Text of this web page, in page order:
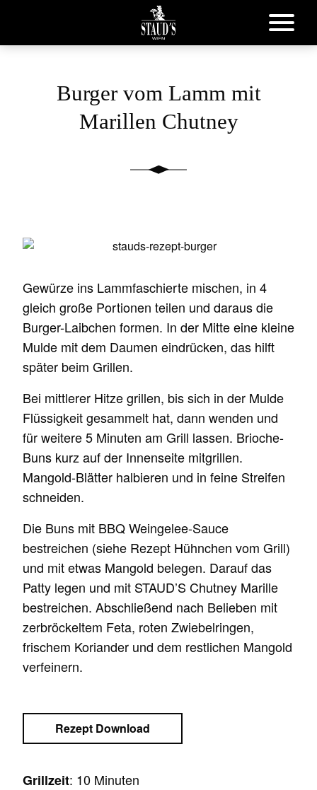
Burger vom Lamm mit
Marillen Chutney
Gewürze ins Lammfaschierte mischen, in 4
gleich große Portionen teilen und daraus die
Burger-Laibchen formen. In der Mitte eine kleine
Mulde mit dem Daumen eindrücken, das hilft
später beim Grillen.
Bei mittlerer Hitze grillen, bis sich in der Mulde
Flüssigkeit gesammelt hat, dann wenden und
für weitere 5 Minuten am Grill lassen. Brioche-
Buns kurz auf der Innenseite mitgrillen.
Mangold-Blätter halbieren und in feine Streifen
schneiden.
Die Buns mit BBQ Weingelee-Sauce
bestreichen (siehe Rezept Hühnchen vom Grill)
und mit etwas Mangold belegen. Darauf das
Patty legen und mit STAUD’S Chutney Marille
bestreichen. Abschließend nach Belieben mit
zerbröckeltem Feta, roten Zwiebelringen,
frischem Koriander und dem restlichen Mangold
verfeinern.
Rezept Download
Grillzeit: 10 Minuten